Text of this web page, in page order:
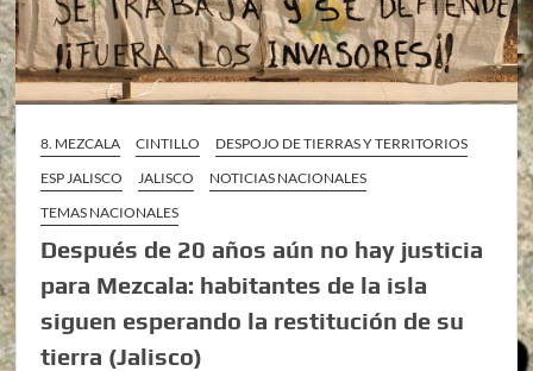
8. MEZCALA CINTILLO
DESPOJO DE TIERRAS Y TERRITORIOS
ESP JALISCO
JALISCO
NOTICIAS NACIONALES
TEMAS NACIONALES
Después de 20 años aún no hay justicia
para Mezcala: habitantes de la isla
siguen esperando la restitución de su
tierra (Jalisco)